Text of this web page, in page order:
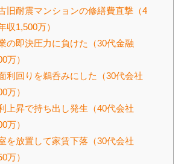
旧耐震マンションの修繕費直撃（4
収1,500万）
の即決圧力に負けた（30代金融
万）
利回りを鵜呑みにした（30代会社
万）
上昇で持ち出し発生（40代会社
万）
を放置して家賃下落（30代会社
万）